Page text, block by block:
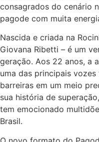
consagrados do cenário
pagode com muita
Nascida e criada na
Giovana Ribetti – é um
geração. Aos 22 anos, a
uma das principais
barreiras em um meio
sua história de
tem emocionado
Brasil.